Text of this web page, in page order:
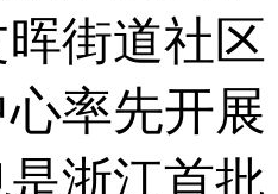
街道社区
率先开展
浙江首批